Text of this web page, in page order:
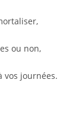
ou non,
vos journées.